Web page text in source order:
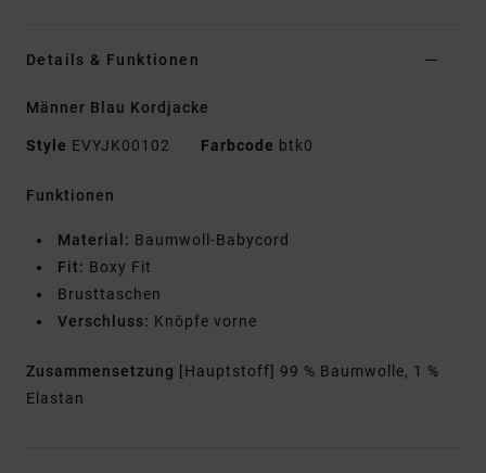
Details & Funktionen
Männer Blau Kordjacke
Style EVYJK00102 Farbcode btk0
Funktionen
Material: Baumwoll-Babycord
Fit: Boxy Fit
Brusttaschen
Verschluss: Knöpfe vorne
Zusammensetzung [Hauptstoff] 99 % Baumwolle, 1 %
Elastan